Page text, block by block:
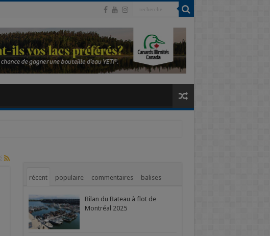
récent populaire commentaires balises
Bilan du Bateau à flot de
Montréal 2025